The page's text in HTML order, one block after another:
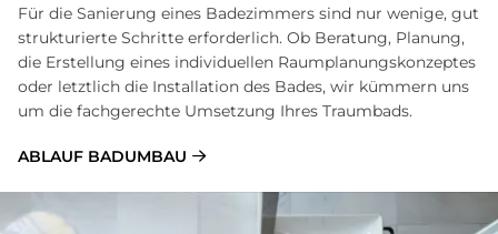
Für die Sanierung eines Badezimmers sind nur wenige, gut
strukturierte Schritte erforderlich. Ob Beratung, Planung,
die Erstellung eines individuellen Raumplanungskonzeptes
oder letztlich die Installation des Bades, wir kümmern uns
um die fachgerechte Umsetzung Ihres Traumbads.
ABLAUF BADUMBAU